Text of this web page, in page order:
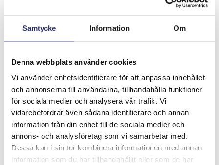
Samtycke Information Om
Denna webbplats använder cookies
Vi använder enhetsidentifierare för att anpassa innehållet
och annonserna till användarna, tillhandahålla funktioner
för sociala medier och analysera vår trafik. Vi
vidarebefordrar även sådana identifierare och annan
information från din enhet till de sociala medier och
annons- och analysföretag som vi samarbetar med.
Dessa kan i sin tur kombinera informationen med annan
information som du har tillhandahållit eller som de har
Tiimin lahjoitukset yhteensä:
Tiimille tehdyt
lahjoitukset
Lahjoita ja liity tähän tiimiin